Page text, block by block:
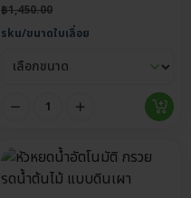
฿1,450.00
sku/ขนาดใบเลื่อย